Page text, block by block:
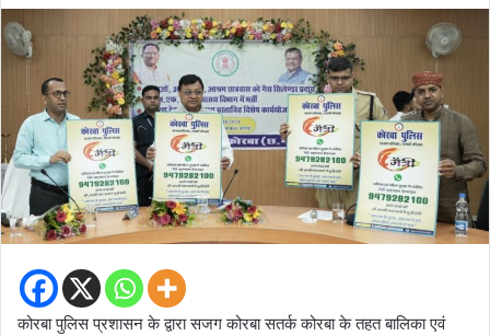
कोरबा पुलिस प्रशासन के द्वारा सजग कोरबा सतर्क कोरबा के तहत बालिका एवं